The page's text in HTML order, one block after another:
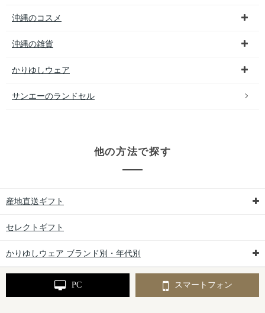
沖縄のコスメ
沖縄の雑貨
かりゆしウェア
サンエーのランドセル
他の方法で探す
産地直送ギフト
セレクトギフト
かりゆしウェア ブランド別・年代別
PC スマートフォン